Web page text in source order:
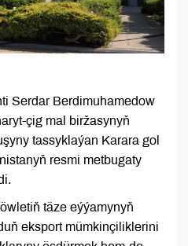
Serdar Berdimuhamedow
çig mal biržasynyň
tassyklaýan Karara gol
resmi metbugaty
täze eýýamynyň
eksport mümkinçiliklerini